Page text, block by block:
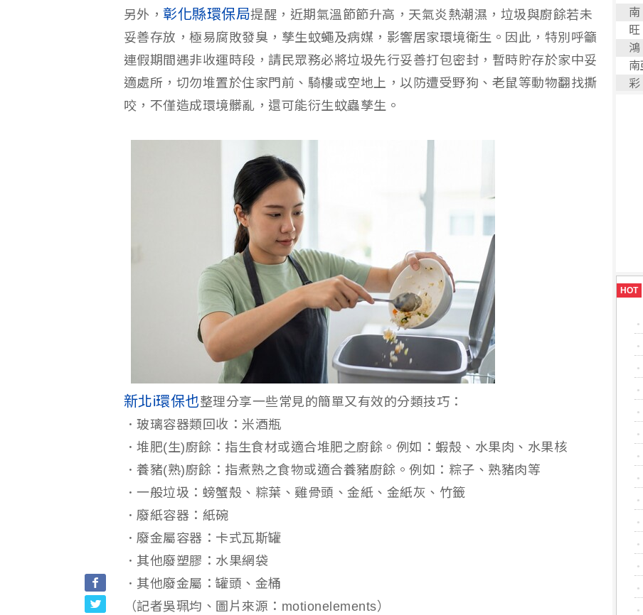
HOT
另外， 彰化縣環保局提醒，近期氣溫節節升高，天氣炎熱潮濕，垃圾與廚餘若未
妥善存放，極易腐敗發臭，孳生蚊蠅及病媒，影響居家環境衛生。因此，特別呼籲
連假期間遇非收運時段，請民眾務必將垃圾先行妥善打包密封，暫時貯存於家中妥
適處所，切勿堆置於住家門前、騎樓或空地上，以防遭受野狗、老鼠等動物翻找撕
咬，不僅造成環境髒亂，還可能衍生蚊蟲孳生。
新北i環保也整理分享一些常見的簡單又有效的分類技巧：
．玻璃容器類回收：米酒瓶
．堆肥(生)廚餘：指生食材或適合堆肥之廚餘。例如：蝦殼、水果肉、水果核
．養豬(熟)廚餘：指煮熟之食物或適合養豬廚餘。例如：粽子、熟豬肉等
．一般垃圾：螃蟹殼、粽葉、雞骨頭、金紙、金紙灰、竹籤
．廢紙容器：紙碗
．廢金屬容器：卡式瓦斯罐
．其他廢塑膠：水果網袋
．其他廢金屬：罐頭、金桶
（記者吳珮均、圖片來源：motionelements）